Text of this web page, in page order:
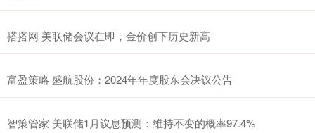
搭搭网 美联储会议在即，金价创下历史新高
富盈策略 盛航股份：2024年年度股东会决议公告
智策管家 美联储1月议息预测：维持不变的概率97.4%